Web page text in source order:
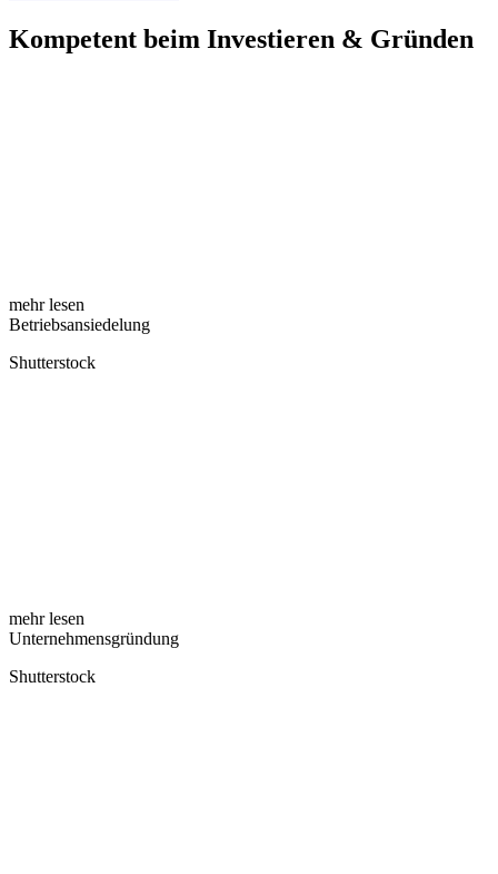
Kompetent beim Investieren & Gründen
mehr lesen
Betriebsansiedelung
Shutterstock
mehr lesen
Unternehmensgründung
Shutterstock